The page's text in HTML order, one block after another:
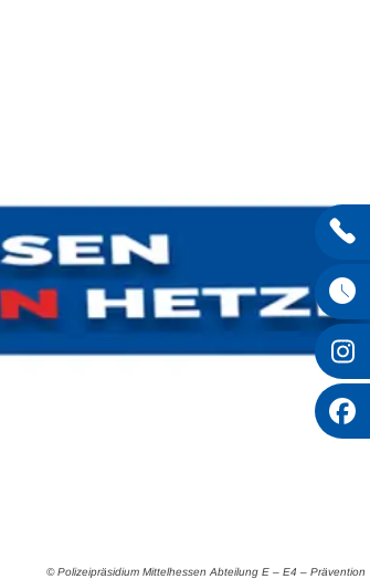
© Polizeipräsidium Mittelhessen Abteilung E – E4 – Prävention